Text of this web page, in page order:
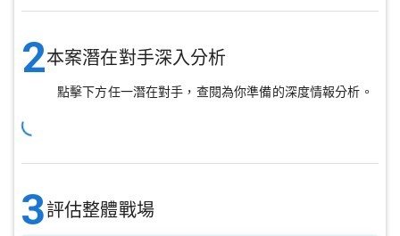
2本案潛在對手深入分析
點擊下方任一潛在對手，查閱為你準備的深度情報分析。
3評估整體戰場